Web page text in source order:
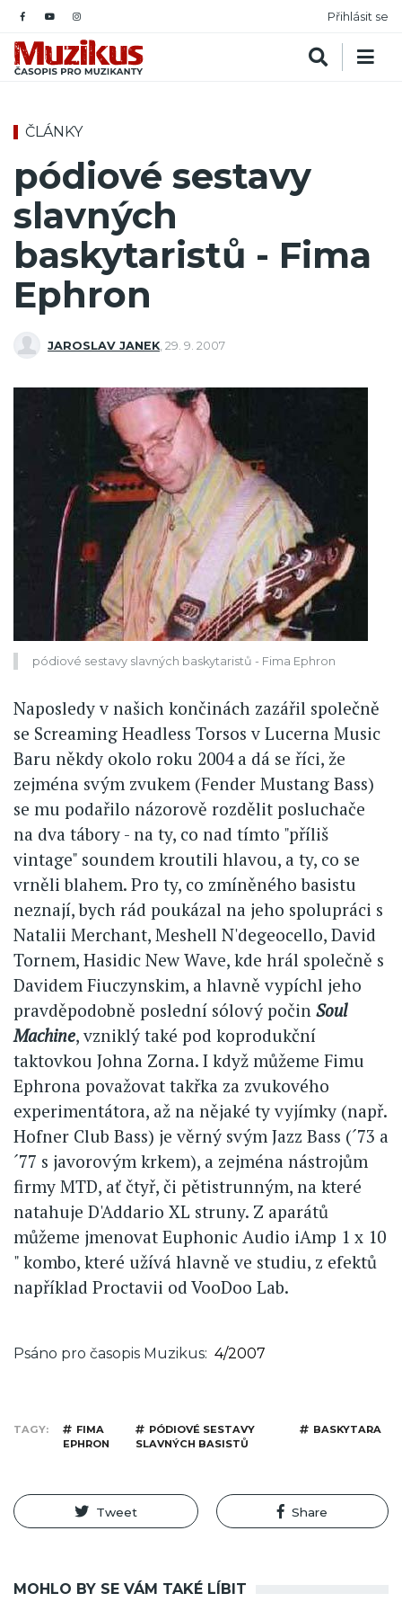
Přihlásit se
ČLÁNKY
pódiové sestavy
slavných
baskytaristů - Fima
Ephron
JAROSLAV JANEK 29. 9. 2007
pódiové sestavy slavných baskytaristů - Fima Ephron
Naposledy v našich končinách zazářil společně
se Screaming Headless Torsos v Lucerna Music
Baru někdy okolo roku 2004 a dá se říci, že
zejména svým zvukem (Fender Mustang Bass)
se mu podařilo názorově rozdělit posluchače
na dva tábory - na ty, co nad tímto "příliš
vintage" soundem kroutili hlavou, a ty, co se
vrněli blahem. Pro ty, co zmíněného basistu
neznají, bych rád poukázal na jeho spolupráci s
Natalii Merchant, Meshell N'degeocello, David
Tornem, Hasidic New Wave, kde hrál společně s
Davidem Fiuczynskim, a hlavně vypíchl jeho
pravděpodobně poslední sólový počin Soul
Machine, vzniklý také pod koprodukční
taktovkou Johna Zorna. I když můžeme Fimu
Ephrona považovat takřka za zvukového
experimentátora, až na nějaké ty vyjímky (např.
Hofner Club Bass) je věrný svým Jazz Bass (´73 a
´77 s javorovým krkem), a zejména nástrojům
firmy MTD, ať čtyř, či pětistrunným, na které
natahuje D'Addario XL struny. Z aparátů
můžeme jmenovat Euphonic Audio iAmp 1 x 10
" kombo, které užívá hlavně ve studiu, z efektů
například Proctavii od VooDoo Lab.
Psáno pro časopis Muzikus 4/2007
TAGY
FIMA
EPHRON
PÓDIOVÉ SESTAVY
SLAVNÝCH BASISTŮ
BASKYTARA
Tweet Share
MOHLO BY SE VÁM TAKÉ LÍBIT